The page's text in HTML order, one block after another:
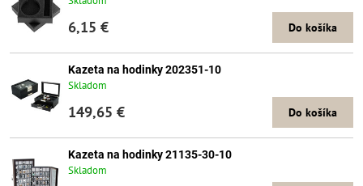
6,15 € Do košíka
Kazeta na hodinky 202351-10
Skladom
149,65 € Do košíka
Kazeta na hodinky 21135-30-10
Skladom